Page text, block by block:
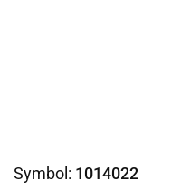
Symbol: 1014022